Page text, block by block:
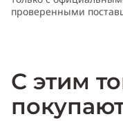
проверенными
С этим